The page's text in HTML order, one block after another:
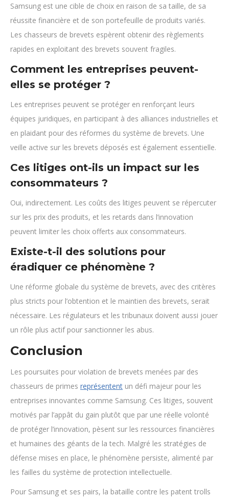
Samsung est une cible de choix en raison de sa taille, de sa
réussite financière et de son portefeuille de produits variés.
Les chasseurs de brevets espèrent obtenir des règlements
rapides en exploitant des brevets souvent fragiles.
Comment les entreprises peuvent-
elles se protéger ?
Les entreprises peuvent se protéger en renforçant leurs
équipes juridiques, en participant à des alliances industrielles et
en plaidant pour des réformes du système de brevets. Une
veille active sur les brevets déposés est également essentielle.
Ces litiges ont-ils un impact sur les
consommateurs ?
Oui, indirectement. Les coûts des litiges peuvent se répercuter
sur les prix des produits, et les retards dans l’innovation
peuvent limiter les choix offerts aux consommateurs.
Existe-t-il des solutions pour
éradiquer ce phénomène ?
Une réforme globale du système de brevets, avec des critères
plus stricts pour l’obtention et le maintien des brevets, serait
nécessaire. Les régulateurs et les tribunaux doivent aussi jouer
un rôle plus actif pour sanctionner les abus.
Conclusion
Les poursuites pour violation de brevets menées par des
chasseurs de primes représentent un défi majeur pour les
entreprises innovantes comme Samsung. Ces litiges, souvent
motivés par l’appât du gain plutôt que par une réelle volonté
de protéger l’innovation, pèsent sur les ressources financières
et humaines des géants de la tech. Malgré les stratégies de
défense mises en place, le phénomène persiste, alimenté par
les failles du système de protection intellectuelle.
Pour Samsung et ses pairs, la bataille contre les patent trolls